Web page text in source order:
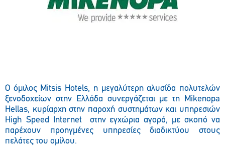
Ο όμιλος Mitsis Hotels, η μεγαλύτερη αλυσίδα πολυτελών
ξενοδοχείων στην Ελλάδα συνεργάζεται με τη Mikenopa
Hellas, κυρίαρχη στην παροχή συστημάτων και υπηρεσιών
High Speed Internet στην εγχώρια αγορά, με σκοπό να
παρέχουν προηγμένες υπηρεσίες διαδικτύου στους
πελάτες του ομίλου.